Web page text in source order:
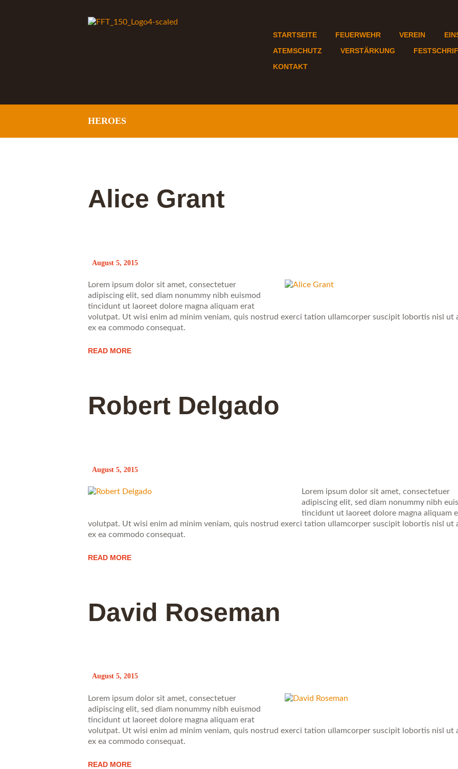
STARTSEITE FEUERWEHR VEREIN
ATEMSCHUTZ
VERSTÄRKUNG
KONTAKT
HEROES
Alice Grant
August 5, 2015
Lorem ipsum dolor sit amet, consectetuer
adipiscing elit, sed diam nonummy nibh euismod
tincidunt ut laoreet dolore magna aliquam erat
volutpat. Ut wisi enim ad minim veniam, quis nostrud exerci tation ullamcorper suscipit lobortis nisl ut
ex ea commodo consequat.
READ MORE
Robert Delgado
August 5, 2015
Lorem ipsum dolor sit amet, consectetuer
adipiscing elit, sed diam nonummy nibh
tincidunt ut laoreet dolore magna aliquam
volutpat. Ut wisi enim ad minim veniam, quis nostrud exerci tation ullamcorper suscipit lobortis nisl ut
ex ea commodo consequat.
READ MORE
David Roseman
August 5, 2015
Lorem ipsum dolor sit amet, consectetuer
adipiscing elit, sed diam nonummy nibh euismod
tincidunt ut laoreet dolore magna aliquam erat
volutpat. Ut wisi enim ad minim veniam, quis nostrud exerci tation ullamcorper suscipit lobortis nisl ut
ex ea commodo consequat.
READ MORE